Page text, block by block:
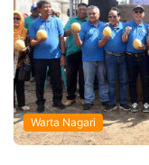
Warta Nagari